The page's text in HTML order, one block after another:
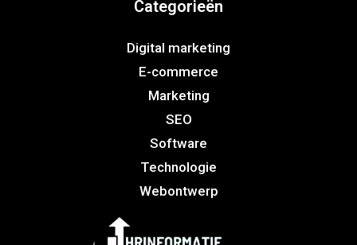
Categorieën
Digital marketing
E-commerce
Marketing
SEO
Software
Technologie
Webontwerp